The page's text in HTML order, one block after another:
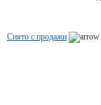
Снято с продажи